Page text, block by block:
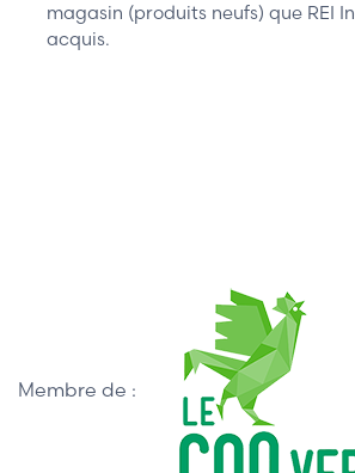
magasin (produits neufs) que REI
acquis.
Membre de :